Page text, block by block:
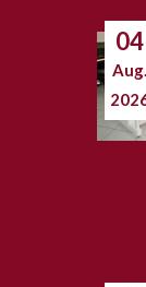
04
Aug.